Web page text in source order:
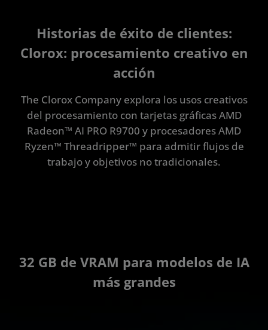
Historias de éxito de clientes:
Clorox: procesamiento creativo en
acción
The Clorox Company explora los usos creativos
del procesamiento con tarjetas gráficas AMD
Radeon™ AI PRO R9700 y procesadores AMD
Ryzen™ Threadripper™ para admitir flujos de
trabajo y objetivos no tradicionales.
32 GB de VRAM para modelos de IA
más grandes